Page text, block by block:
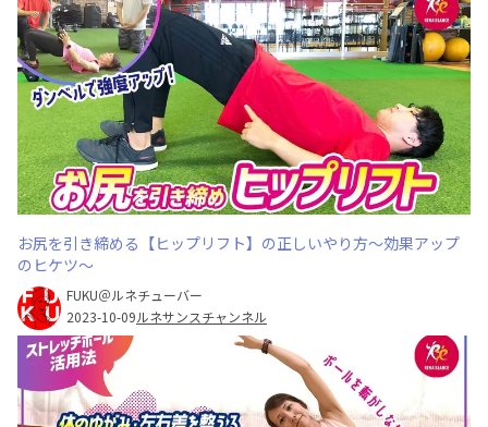
お尻を引き締める【ヒップリフト】の正しいやり方〜効果アップ
のヒケツ〜
FUKU＠ルネチューバー
2023-10-09ルネサンスチャンネル